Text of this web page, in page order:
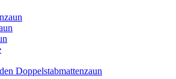
Doppelstabmattenzaun